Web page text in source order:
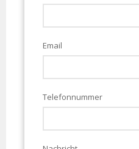
Email
Telefonnummer